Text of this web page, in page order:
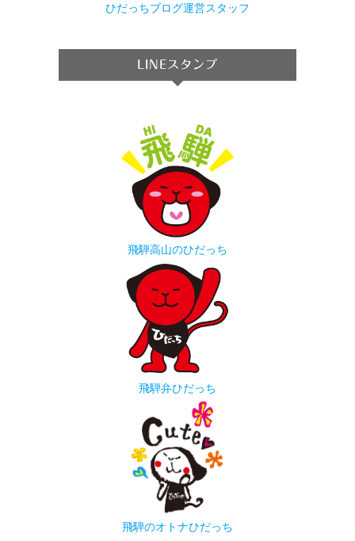
ひだっちブログ運営スタッフ
LINEスタンプ
飛騨高山のひだっち
飛騨弁ひだっち
飛騨のオトナひだっち